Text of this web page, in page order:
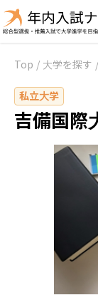
Top / 大学を探す /
私立大学
吉備国際